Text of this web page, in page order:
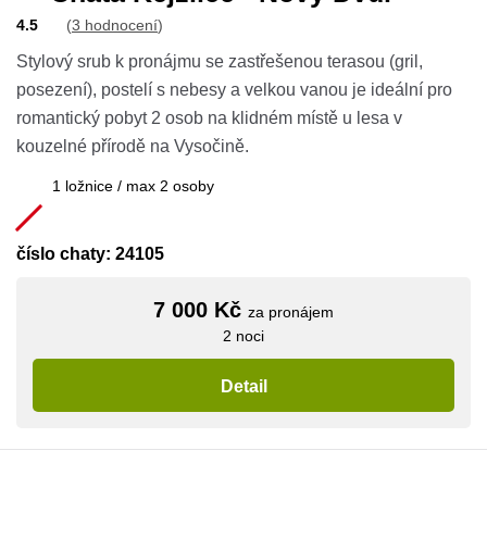
4.5 (3 hodnocení)
Stylový srub k pronájmu se zastřešenou terasou (gril,
posezení), postelí s nebesy a velkou vanou je ideální pro
romantický pobyt 2 osob na klidném místě u lesa v
kouzelné přírodě na Vysočině.
1 ložnice / max 2 osoby
číslo chaty: 24105
7 000 Kč za pronájem
2 noci
Detail